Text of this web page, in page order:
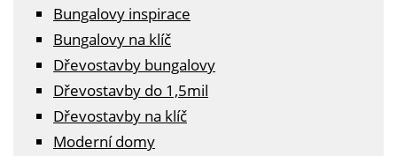
Bungalovy inspirace
Bungalovy na klíč
Dřevostavby bungalovy
Dřevostavby do 1,5mil
Dřevostavby na klíč
Moderní domy